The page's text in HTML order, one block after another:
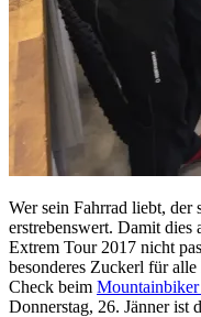
Wer sein Fahrrad liebt, der
erstrebenswert. Damit dies
Extrem Tour 2017 nicht
besonderes Zuckerl für
Check beim Mountainbiker
Donnerstag, 26. Jänner ist